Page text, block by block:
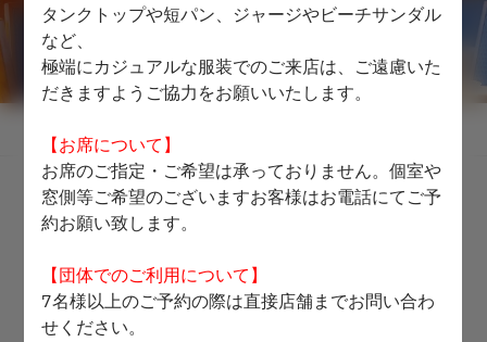
French Restaurant Mikuni
Sapporo
2 Guests
Sun Aug 9
タンクトップや短パン、ジャージやビーチサンダル
など、
極端にカジュアルな服装でのご来店は、ご遠慮いた
だきますようご協力をお願いいたします。
【お席について】
お席のご指定・ご希望は承っておりません。個室や
窓側等ご希望のございますお客様はお電話にてご予
約お願い致します。
【団体でのご利用について】
7名様以上のご予約の際は直接店舗までお問い合わ
せください。